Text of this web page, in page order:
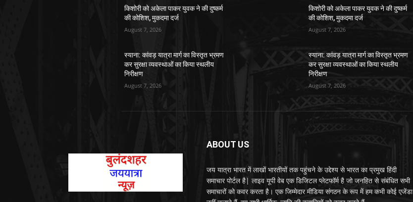
किशोरी को अकेला पाकर युवक ने की दुष्कर्म
की कोशिश, मुकदमा दर्ज
August 7, 2026
स्याना: कांवड़ यात्रा मार्ग का विस्तृत भ्रमण
कर सुरक्षा व्यवस्थाओं का किया स्थलीय
निरीक्षण
August 7, 2026
किशोरी को अकेला पाकर युवक ने की दुष्कर्म
की कोशिश, मुकदमा दर्ज
August 7, 2026
स्याना: कांवड़ यात्रा मार्ग का विस्तृत भ्रमण
कर सुरक्षा व्यवस्थाओं का किया स्थलीय
निरीक्षण
August 7, 2026
ABOUT US
जय यात्रा भारत में लाखों भारतीयों तक पहुंचने के उद्देश्य से भारत का प्रमुख हिंदी
समाचार पोर्टल है| लाइव यूपी वेब एक डिजिटल प्लेटफॉर्म है जो जनहित से संबंधित सभी
समाचारों को कवर करता है। एक जिम्मेदार मीडिया संगठन के रूप में हम कभी कोई एजेंडा